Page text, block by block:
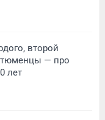
второй
тюменцы — про
лет